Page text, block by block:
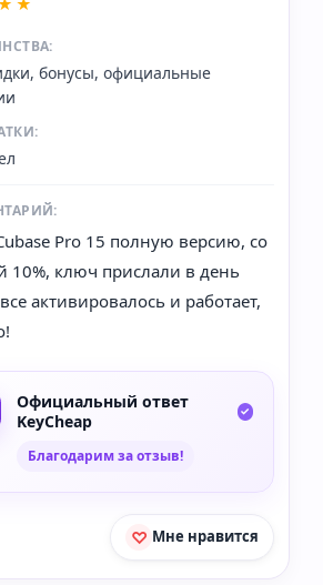
бонусы, официальные
Pro 15 полную версию, со
10%, ключ прислали в день
активировалось и работает,
Официальный ответ
KeyCheap
Благодарим за отзыв!
Мне нравится